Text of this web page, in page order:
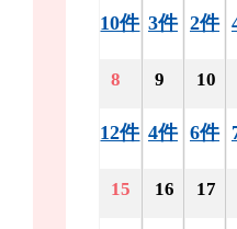
10件 3件 2件
8
12件
9
4件
10
6件
15 16 17